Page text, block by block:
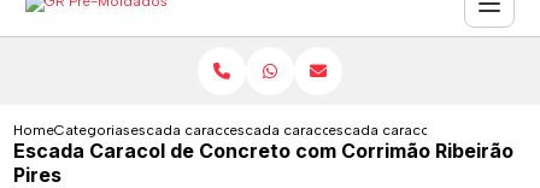
HomeCategoriasescada caracol de concretoescada caracol concreto moldada
escada caracol de concreto
Escada Caracol de Concreto com Corrimão Ribeirão
Pires